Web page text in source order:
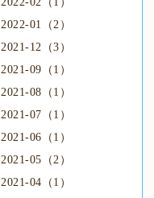
2022-01（2）
2021-12（3）
2021-09（1）
2021-08（1）
2021-07（1）
2021-06（1）
2021-05（2）
2021-04（1）